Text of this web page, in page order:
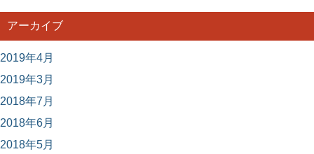
アーカイブ
2019年4月
2019年3月
2018年7月
2018年6月
2018年5月